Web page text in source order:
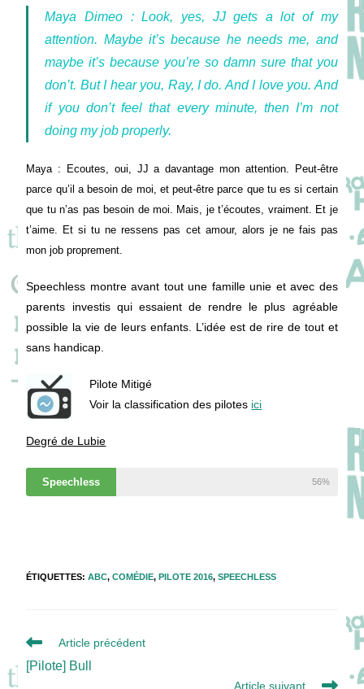
Maya Dimeo : Look, yes, JJ gets a lot of my
attention. Maybe it’s because he needs me, and
maybe it’s because you’re so damn sure that you
don’t. But I hear you, Ray, I do. And I love you. And
if you don’t feel that every minute, then I’m not
doing my job properly.
Maya : Ecoutes, oui, JJ a davantage mon attention. Peut-être
parce qu’il a besoin de moi, et peut-être parce que tu es si certain
que tu n’as pas besoin de moi. Mais, je t’écoutes, vraiment. Et je
t’aime. Et si tu ne ressens pas cet amour, alors je ne fais pas
mon job proprement.
Speechless montre avant tout une famille unie et avec des
parents investis qui essaient de rendre le plus agréable
possible la vie de leurs enfants. L’idée est de rire de tout et
sans handicap.
Pilote Mitigé
Voir la classification des pilotes ici
Degré de Lubie
Speechless 56%
ÉTIQUETTES:ABC, COMÉDIE, PILOTE 2016, SPEECHLESS
Read
articles
Article précédent
[Pilote] Bull
Article suivant